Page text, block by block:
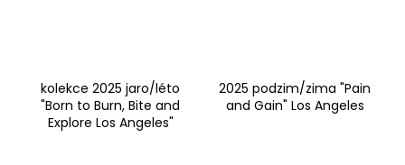
kolekce 2025 jaro/léto
"Born to Burn, Bite and
Explore Los Angeles"
2025 podzim/zima "Pain
and Gain" Los Angeles